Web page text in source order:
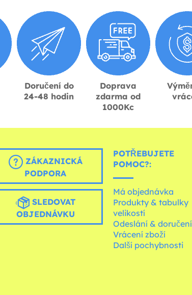
Doručení do
24-48 hodin
Doprava
zdarma od
1000Kc
ZÁKAZNICKÁ
PODPORA
SLEDOVAT
OBJEDNÁVKU
POTŘEBUJETE
POMOC?:
Má objednávka
Produkty & tabulky
velikostí
Odeslání & doručení
Vrácení zboží
Další pochybnosti